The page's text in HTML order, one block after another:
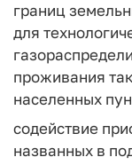
границ
для
проживания
населенных
содействие
названных в